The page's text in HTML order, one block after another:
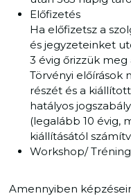
Előfizetés
Ha előfizetsz a
és jegyzeteinket
3 évig őrizzük
Törvényi előírások
részét és a
hatályos
(legalább 10 évig,
kiállításától
Workshop/ Tréning
Amennyiben